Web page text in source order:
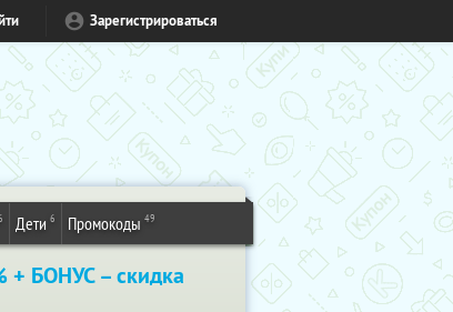
Зарегистрироваться
Дети 6 Промокоды 49
+ БОНУС – скидка